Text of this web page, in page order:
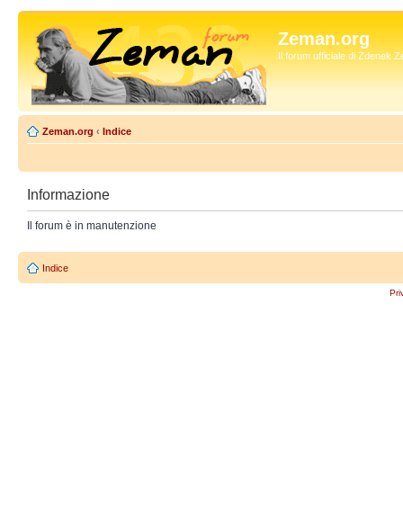
Zeman.org
Il forum ufficiale di Zdenek
Zeman.org ‹ Indice
Informazione
Il forum è in manutenzione
Indice